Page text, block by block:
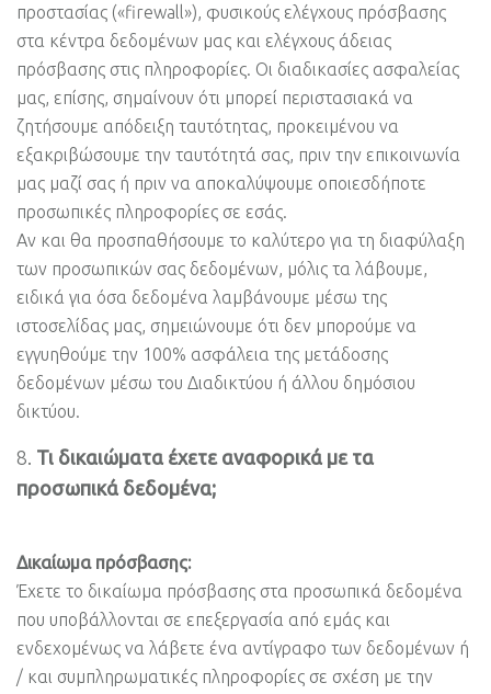
προστασίας («firewall»), φυσικούς ελέγχους πρόσβασης
στα κέντρα δεδομένων μας και ελέγχους άδειας
πρόσβασης στις πληροφορίες. Οι διαδικασίες ασφαλείας
μας, επίσης, σημαίνουν ότι μπορεί περιστασιακά να
ζητήσουμε απόδειξη ταυτότητας, προκειμένου να
εξακριβώσουμε την ταυτότητά σας, πριν την επικοινωνία
μας μαζί σας ή πριν να αποκαλύψουμε οποιεσδήποτε
προσωπικές πληροφορίες σε εσάς.
Αν και θα προσπαθήσουμε το καλύτερο για τη διαφύλαξη
των προσωπικών σας δεδομένων, μόλις τα λάβουμε,
ειδικά για όσα δεδομένα λαμβάνουμε μέσω της
ιστοσελίδας μας, σημειώνουμε ότι δεν μπορούμε να
εγγυηθούμε την 100% ασφάλεια της μετάδοσης
δεδομένων μέσω του Διαδικτύου ή άλλου δημόσιου
δικτύου.
Τι δικαιώματα έχετε αναφορικά με τα
προσωπικά δεδομένα;
Δικαίωμα πρόσβασης:
Έχετε το δικαίωμα πρόσβασης στα προσωπικά δεδομένα
που υποβάλλονται σε επεξεργασία από εμάς και
ενδεχομένως να λάβετε ένα αντίγραφο των δεδομένων ή
/ και συμπληρωματικές πληροφορίες σε σχέση με την